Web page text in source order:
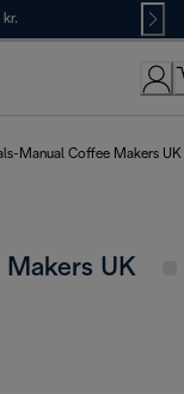
Manual Coffee Makers UK
UK